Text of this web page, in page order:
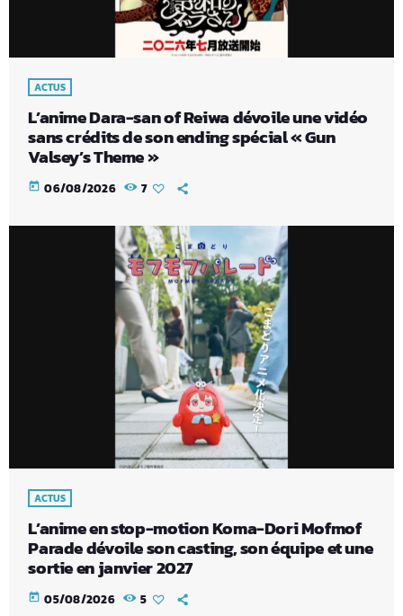
ACTUS
L’anime Dara-san of Reiwa dévoile une vidéo
sans crédits de son ending spécial « Gun
Valsey’s Theme »
today 06/08/2026 7
ACTUS
L’anime en stop-motion Koma-Dori Mofmof
Parade dévoile son casting, son équipe et une
sortie en janvier 2027
today 05/08/2026 5